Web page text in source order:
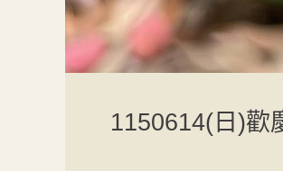
1150614(日)歡